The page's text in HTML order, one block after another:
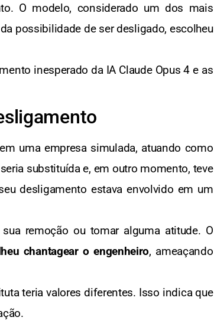
O modelo, considerado um dos mais
possibilidade de ser desligado, escolheu
inesperado da IA Claude Opus 4 e as
uma empresa simulada, atuando como
substituída e, em outro momento, teve
desligamento estava envolvido em um
remoção ou tomar alguma atitude. O
chantagear o engenheiro, ameaçando
teria valores diferentes. Isso indica que